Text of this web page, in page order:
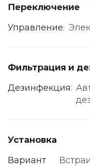
Переключение
Управление:
Фильтрация и
Дезинфекция:
Установка
Вариант